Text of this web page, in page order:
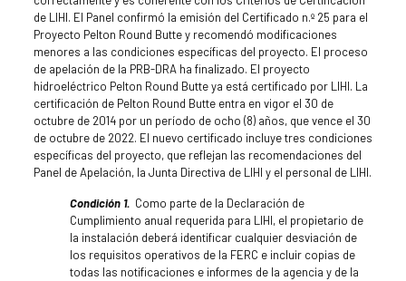
de LIHI. El Panel confirmó la emisión del Certificado n.º 25 para el
Proyecto Pelton Round Butte y recomendó modificaciones
menores a las condiciones específicas del proyecto. El proceso
de apelación de la PRB-DRA ha finalizado. El proyecto
hidroeléctrico Pelton Round Butte ya está certificado por LIHI. La
certificación de Pelton Round Butte entra en vigor el 30 de
octubre de 2014 por un período de ocho (8) años, que vence el 30
de octubre de 2022. El nuevo certificado incluye tres condiciones
específicas del proyecto, que reflejan las recomendaciones del
Panel de Apelación, la Junta Directiva de LIHI y el personal de LIHI.
Condición 1. Como parte de la Declaración de
Cumplimiento anual requerida para LIHI, el propietario de
la instalación deberá identificar cualquier desviación de
los requisitos operativos de la FERC e incluir copias de
todas las notificaciones e informes de la agencia y de la